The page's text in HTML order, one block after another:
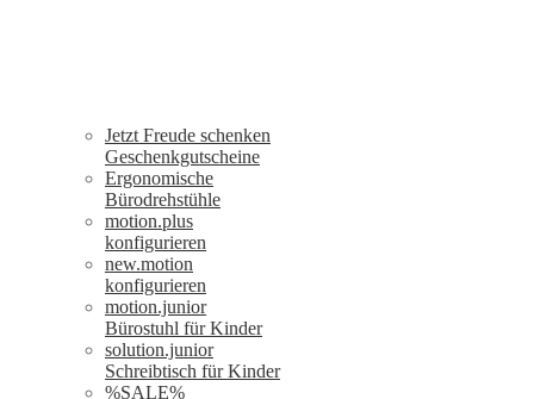
Jetzt Freude schenken
Geschenkgutscheine
Ergonomische
Bürodrehstühle
motion.plus
konfigurieren
new.motion
konfigurieren
motion.junior
Bürostuhl für Kinder
solution.junior
Schreibtisch für Kinder
%SALE%